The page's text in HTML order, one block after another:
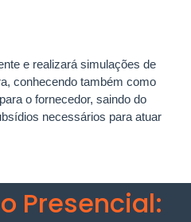
e realizará simulações de
conhecendo também como
o fornecedor, saindo do
necessários para atuar
Presencial: